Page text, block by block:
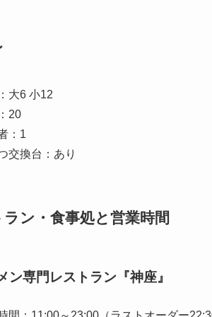
大6 小12
20
：1
交換台：あり
ラン・食事処と営業時間
ン専門レストラン『神座』